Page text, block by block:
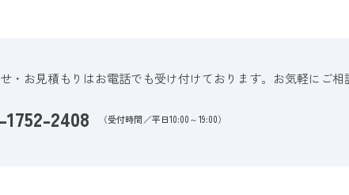
・お見積もりはお電話でも受け付けております。お気軽にご相
1752-2408 （受付時間／平日10:00～19:00）